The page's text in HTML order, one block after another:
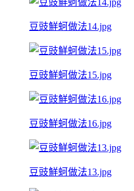
豆豉鮮蚵做法14.jpg
豆豉鮮蚵做法15.jpg
豆豉鮮蚵做法16.jpg
豆豉鮮蚵做法13.jpg